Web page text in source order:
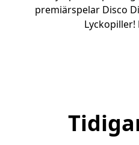
premiärspelar Disco
Lyckopiller!